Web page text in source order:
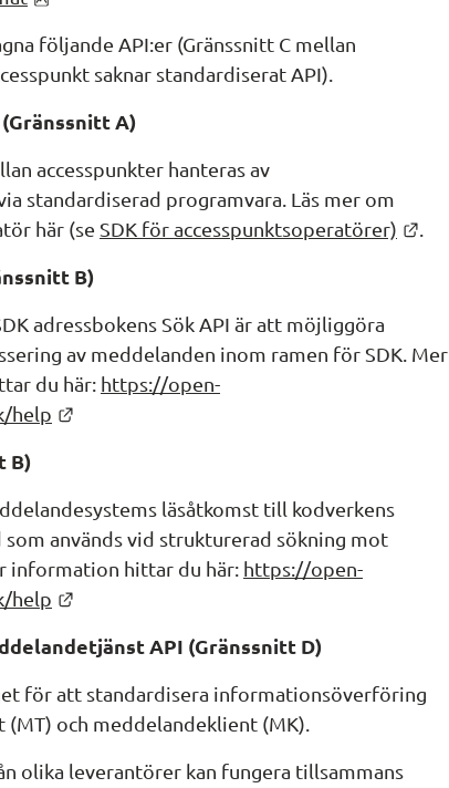
följande API:er (Gränssnitt C mellan
saknar standardiserat API).
A)
accesspunkter hanteras av
standardiserad programvara. Läs mer om
här (se SDK för accesspunktsoperatörer) .
B)
adressbokens Sök API är att möjliggöra
av meddelanden inom ramen för SDK. Mer
du här: https://open-
help
B)
läsåtkomst till kodverkens
används vid strukturerad sökning mot
information hittar du här: https://open-
help
API (Gränssnitt D)
för att standardisera informationsöverföring
och meddelandeklient (MK).
olika leverantörer kan fungera tillsammans